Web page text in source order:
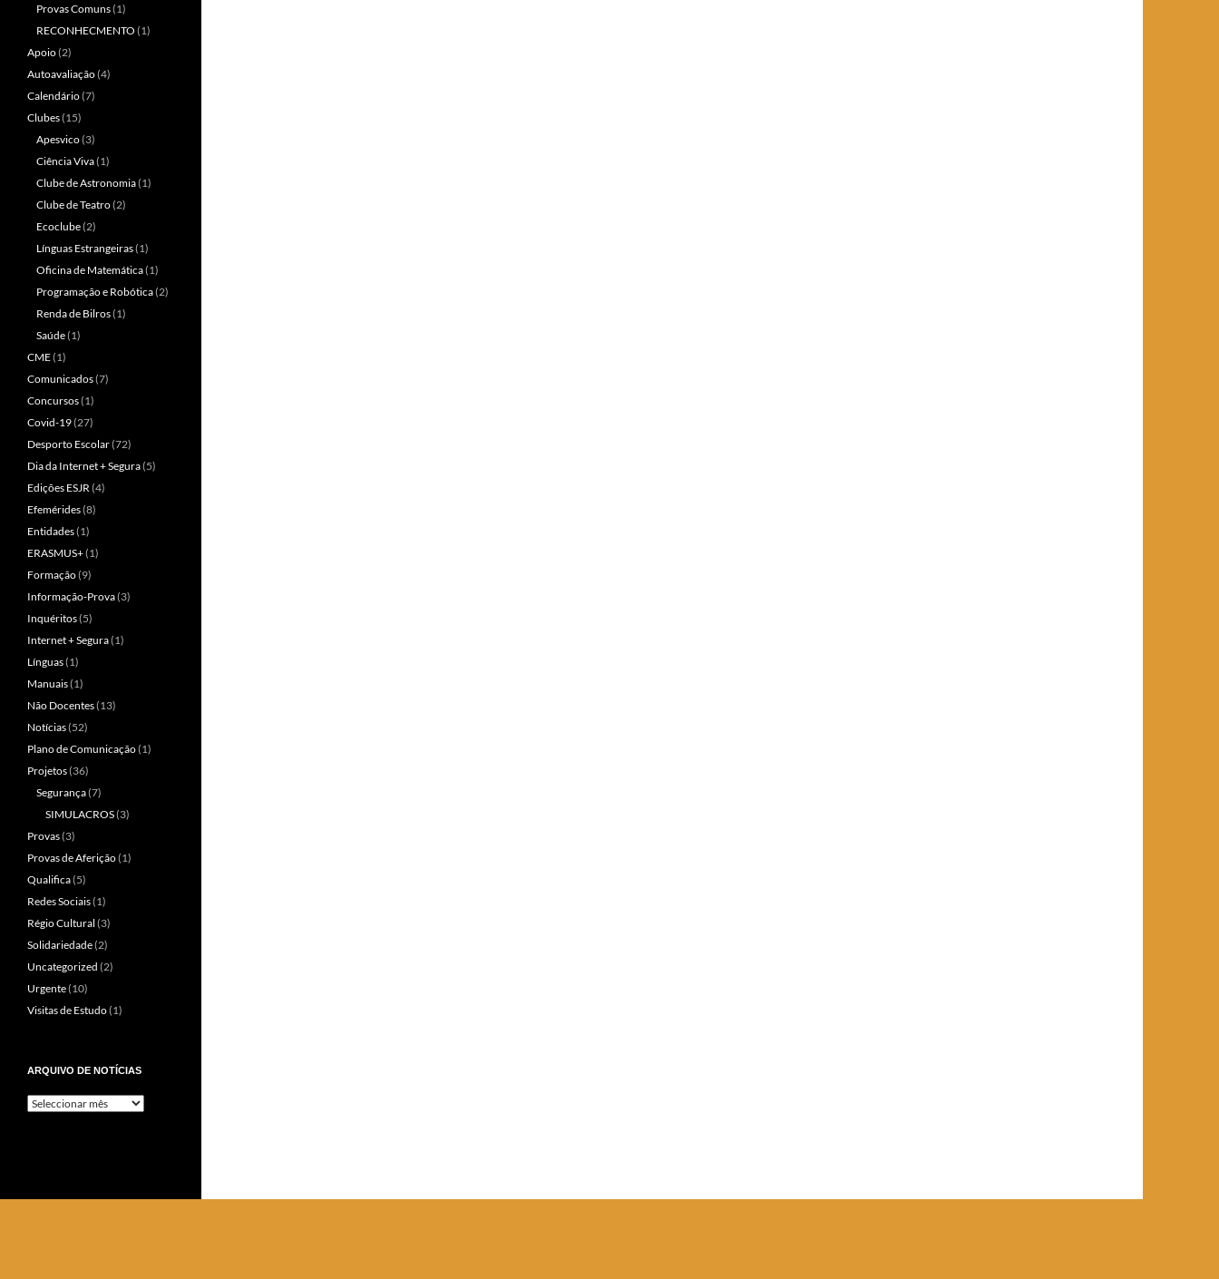
Provas Comuns(1)
RECONHECMENTO (1)
Apoio(2)
Autoavaliação(4)
Calendário(7)
Clubes(15)
Apesvico(3)
Ciência Viva(1)
Clube de Astronomia(1)
Clube de Teatro(2)
Ecoclube(2)
Línguas Estrangeiras(1)
Oficina de Matemática(1)
Programação e Robótica(2)
Renda de Bilros(1)
Saúde(1)
CME(1)
Comunicados(7)
Concursos(1)
Covid-19(27)
Desporto Escolar(72)
Dia da Internet + Segura(5)
Edições ESJR (4)
Efemérides(8)
Entidades(1)
ERASMUS+(1)
Formação(9)
Informação-Prova(3)
Inquéritos(5)
Internet + Segura(1)
Línguas(1)
Manuais(1)
Não Docentes(13)
Notícias(52)
Plano de Comunicação(1)
Projetos(36)
Segurança(7)
SIMULACROS(3)
Provas(3)
Provas de Aferição(1)
Qualifica(5)
Redes Sociais(1)
Régio Cultural (3)
Solidariedade(2)
Uncategorized (2)
Urgente(10)
Visitas de Estudo(1)
ARQUIVO DE NOTÍCIAS
Arquivo